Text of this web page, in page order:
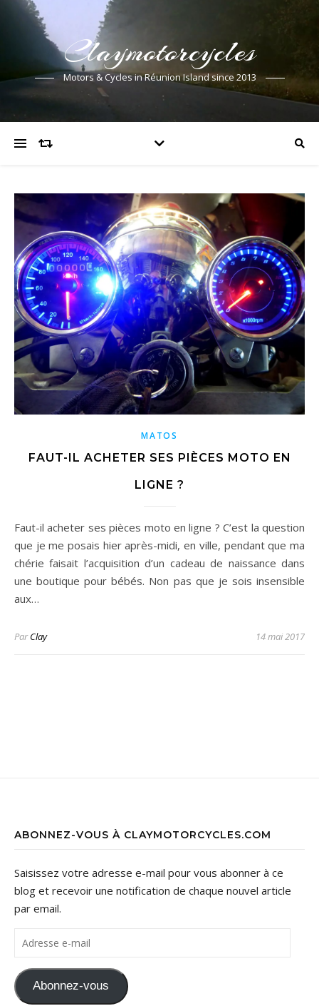
Claymotorcycles
Motors & Cycles in Réunion Island since 2013
MATOS
FAUT-IL ACHETER SES PIÈCES MOTO EN
LIGNE ?
Faut-il acheter ses pièces moto en ligne ? C’est la question
que je me posais hier après-midi, en ville, pendant que ma
chérie faisait l’acquisition d’un cadeau de naissance dans
une boutique pour bébés. Non pas que je sois insensible
aux…
ParClay 14 mai 2017
ABONNEZ-VOUS À CLAYMOTORCYCLES.COM
Saisissez votre adresse e-mail pour vous abonner à ce
blog et recevoir une notification de chaque nouvel article
par email.
Adresse e-mail
Abonnez-vous